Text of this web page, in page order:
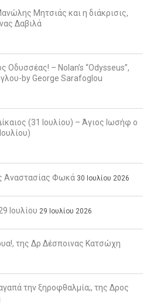
Μητσιάς και η διάκρισις,
Δαβιλά
Οδυσσέας! – Nolan’s “Odysseus”,
by George Sarafoglou
(31 Ιουλίου) – Άγιος Ιωσήφ ο
Αναστασίας Φωκά 30 Ιουλίου 2026
Ιουλίου 29 Ιουλίου 2026
της Δρ Δέσποινας Κατσώχη
αγαπά την ξηροφθαλμία;, της Δρος